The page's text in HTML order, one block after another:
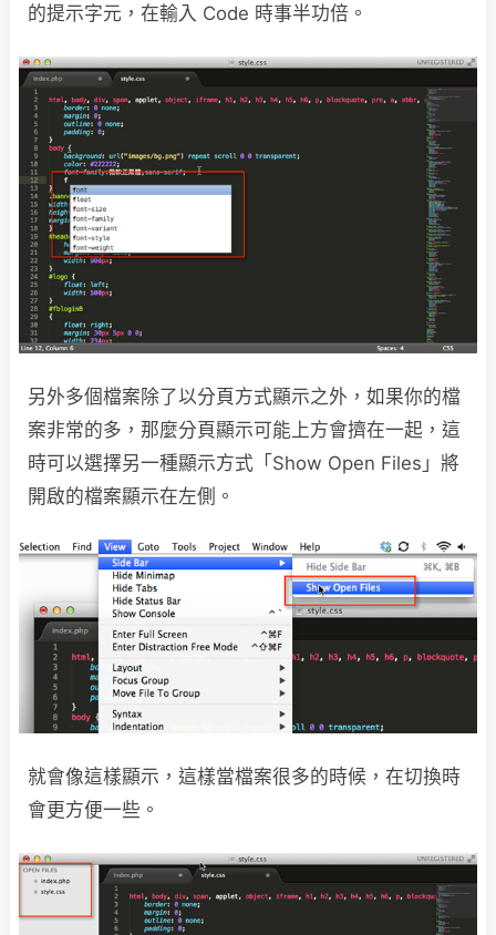
的提示字元，在輸入 Code 時事半功倍。
另外多個檔案除了以分頁方式顯示之外，如果你的檔
案非常的多，那麼分頁顯示可能上方會擠在一起，這
時可以選擇另一種顯示方式「Show Open Files」將
開啟的檔案顯示在左側。
就會像這樣顯示，這樣當檔案很多的時候，在切換時
會更方便一些。